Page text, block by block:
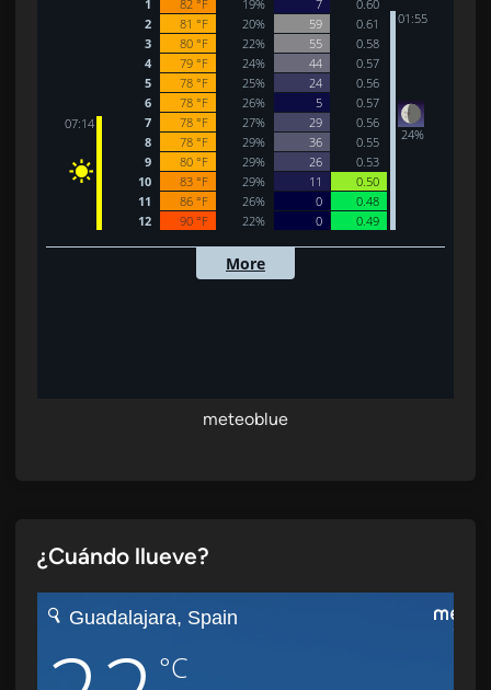
meteoblue
¿Cuándo llueve?